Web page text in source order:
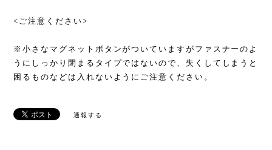
<ご注意ください>
※小さなマグネットボタンがついていますがファスナーのよ
うにしっかり閉まるタイプではないので、失くしてしまうと
困るものなどは入れないようにご注意ください。
通報する